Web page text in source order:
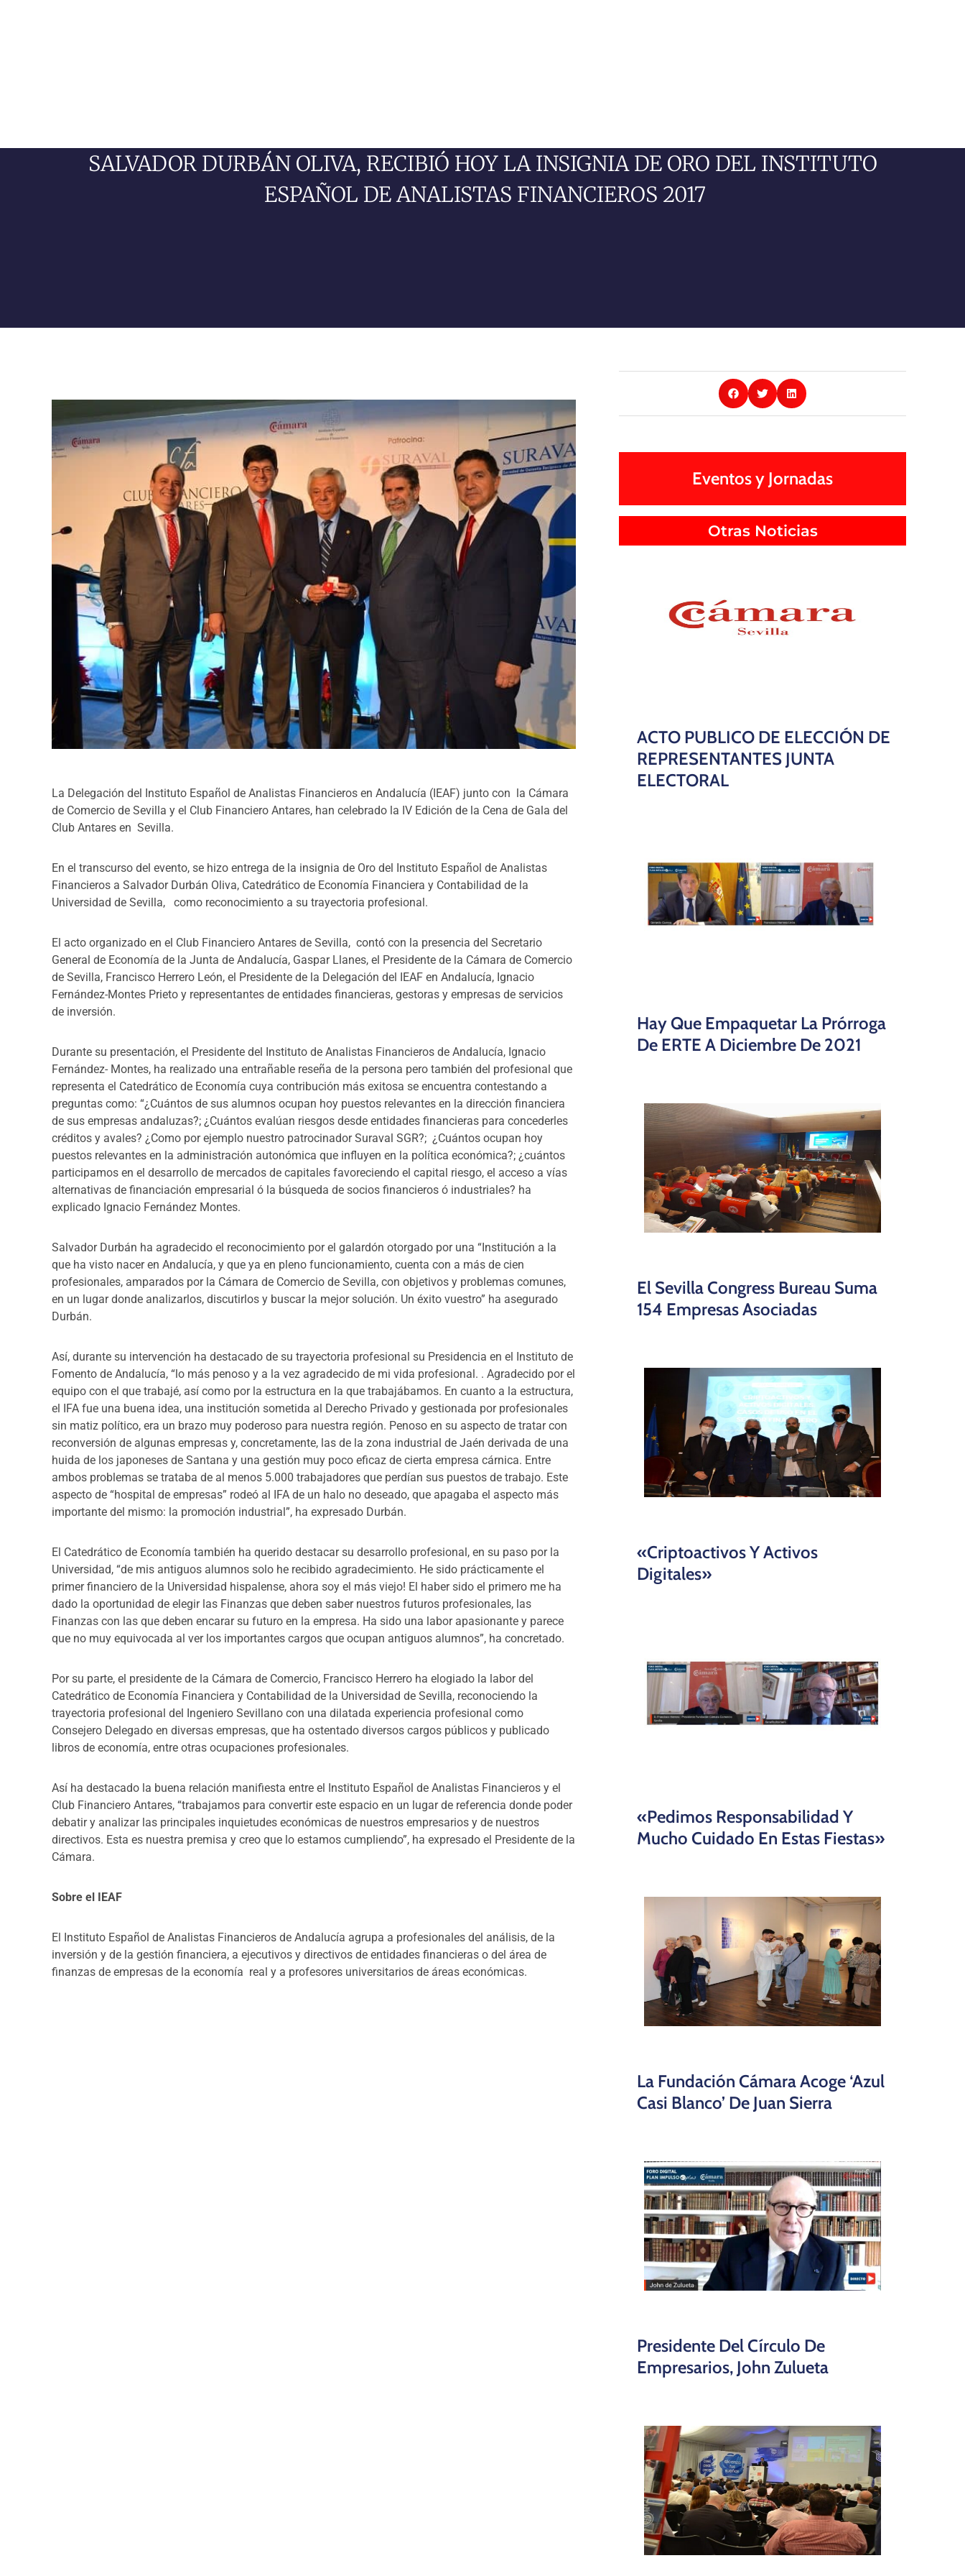
SALVADOR DURBÁN OLIVA, RECIBIÓ HOY LA INSIGNIA DE ORO DEL INSTITUTO
ESPAÑOL DE ANALISTAS FINANCIEROS 2017
La Delegación del Instituto Español de Analistas Financieros en Andalucía (IEAF) junto con la Cámara
de Comercio de Sevilla y el Club Financiero Antares, han celebrado la IV Edición de la Cena de Gala del
Club Antares en Sevilla.
En el transcurso del evento, se hizo entrega de la insignia de Oro del Instituto Español de Analistas
Financieros a Salvador Durbán Oliva, Catedrático de Economía Financiera y Contabilidad de la
Universidad de Sevilla, como reconocimiento a su trayectoria profesional.
El acto organizado en el Club Financiero Antares de Sevilla, contó con la presencia del Secretario
General de Economía de la Junta de Andalucía, Gaspar Llanes, el Presidente de la Cámara de Comercio
de Sevilla, Francisco Herrero León, el Presidente de la Delegación del IEAF en Andalucía, Ignacio
Fernández-Montes Prieto y representantes de entidades financieras, gestoras y empresas de servicios
de inversión.
Durante su presentación, el Presidente del Instituto de Analistas Financieros de Andalucía, Ignacio
Fernández- Montes, ha realizado una entrañable reseña de la persona pero también del profesional que
representa el Catedrático de Economía cuya contribución más exitosa se encuentra contestando a
preguntas como: “¿Cuántos de sus alumnos ocupan hoy puestos relevantes en la dirección financiera
de sus empresas andaluzas?; ¿Cuántos evalúan riesgos desde entidades financieras para concederles
créditos y avales? ¿Como por ejemplo nuestro patrocinador Suraval SGR?; ¿Cuántos ocupan hoy
puestos relevantes en la administración autonómica que influyen en la política económica?; ¿cuántos
participamos en el desarrollo de mercados de capitales favoreciendo el capital riesgo, el acceso a vías
alternativas de financiación empresarial ó la búsqueda de socios financieros ó industriales? ha
explicado Ignacio Fernández Montes.
Salvador Durbán ha agradecido el reconocimiento por el galardón otorgado por una “Institución a la
que ha visto nacer en Andalucía, y que ya en pleno funcionamiento, cuenta con a más de cien
profesionales, amparados por la Cámara de Comercio de Sevilla, con objetivos y problemas comunes,
en un lugar donde analizarlos, discutirlos y buscar la mejor solución. Un éxito vuestro” ha asegurado
Durbán.
Así, durante su intervención ha destacado de su trayectoria profesional su Presidencia en el Instituto de
Fomento de Andalucía, “lo más penoso y a la vez agradecido de mi vida profesional. . Agradecido por el
equipo con el que trabajé, así como por la estructura en la que trabajábamos. En cuanto a la estructura,
el IFA fue una buena idea, una institución sometida al Derecho Privado y gestionada por profesionales
sin matiz político, era un brazo muy poderoso para nuestra región. Penoso en su aspecto de tratar con
reconversión de algunas empresas y, concretamente, las de la zona industrial de Jaén derivada de una
huida de los japoneses de Santana y una gestión muy poco eficaz de cierta empresa cárnica. Entre
ambos problemas se trataba de al menos 5.000 trabajadores que perdían sus puestos de trabajo. Este
aspecto de “hospital de empresas” rodeó al IFA de un halo no deseado, que apagaba el aspecto más
importante del mismo: la promoción industrial”, ha expresado Durbán.
El Catedrático de Economía también ha querido destacar su desarrollo profesional, en su paso por la
Universidad, “de mis antiguos alumnos solo he recibido agradecimiento. He sido prácticamente el
primer financiero de la Universidad hispalense, ahora soy el más viejo! El haber sido el primero me ha
dado la oportunidad de elegir las Finanzas que deben saber nuestros futuros profesionales, las
Finanzas con las que deben encarar su futuro en la empresa. Ha sido una labor apasionante y parece
que no muy equivocada al ver los importantes cargos que ocupan antiguos alumnos”, ha concretado.
Por su parte, el presidente de la Cámara de Comercio, Francisco Herrero ha elogiado la labor del
Catedrático de Economía Financiera y Contabilidad de la Universidad de Sevilla, reconociendo la
trayectoria profesional del Ingeniero Sevillano con una dilatada experiencia profesional como
Consejero Delegado en diversas empresas, que ha ostentado diversos cargos públicos y publicado
libros de economía, entre otras ocupaciones profesionales.
Así ha destacado la buena relación manifiesta entre el Instituto Español de Analistas Financieros y el
Club Financiero Antares, “trabajamos para convertir este espacio en un lugar de referencia donde poder
debatir y analizar las principales inquietudes económicas de nuestros empresarios y de nuestros
directivos. Esta es nuestra premisa y creo que lo estamos cumpliendo”, ha expresado el Presidente de la
Cámara.
Sobre el IEAF
El Instituto Español de Analistas Financieros de Andalucía agrupa a profesionales del análisis, de la
inversión y de la gestión financiera, a ejecutivos y directivos de entidades financieras o del área de
finanzas de empresas de la economía real y a profesores universitarios de áreas económicas.
Eventos y Jornadas
Otras Noticias
ACTO PUBLICO DE ELECCIÓN DE
REPRESENTANTES JUNTA
ELECTORAL
Hay Que Empaquetar La Prórroga
De ERTE A Diciembre De 2021
El Sevilla Congress Bureau Suma
154 Empresas Asociadas
«Criptoactivos Y Activos
Digitales»
«Pedimos Responsabilidad Y
Mucho Cuidado En Estas Fiestas»
La Fundación Cámara Acoge ‘Azul
Casi Blanco’ De Juan Sierra
Presidente Del Círculo De
Empresarios, John Zulueta